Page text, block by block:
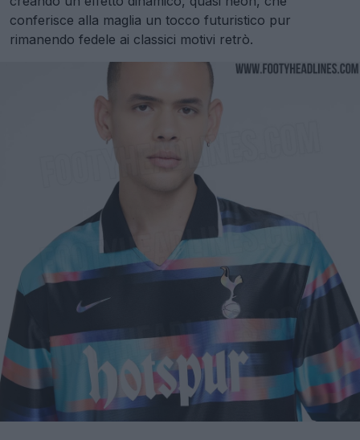
conferisce alla maglia un tocco futuristico pur
rimanendo fedele ai classici motivi retrò.